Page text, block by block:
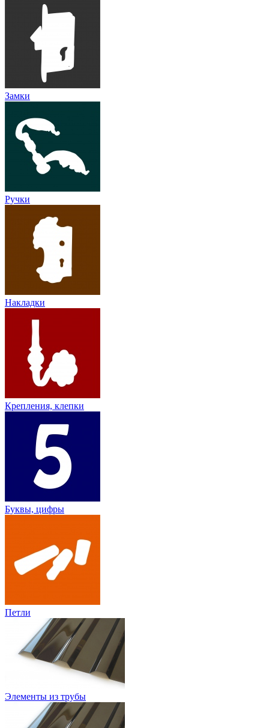
Замки
Ручки
Накладки
Крепления, клепки
Буквы, цифры
Петли
Элементы из трубы